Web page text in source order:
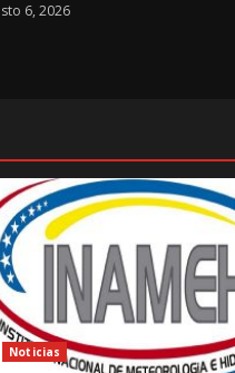
6, 2026
Noticias